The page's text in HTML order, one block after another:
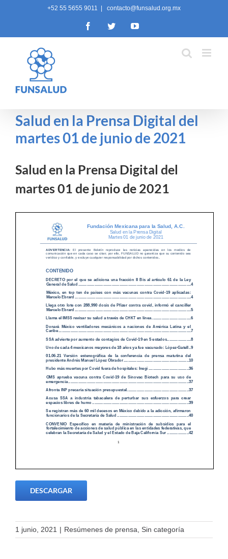
+52 55 5655 9011 contacto@funsalud.org.mx
FacebookTwitterYouTube
Salud en la Prensa Digital del
martes 01 de junio de 2021
Salud en la Prensa Digital del
martes 01 de junio de 2021
DESCARGAR
1 junio, 2021 | Resúmenes de prensa, Sin categoría